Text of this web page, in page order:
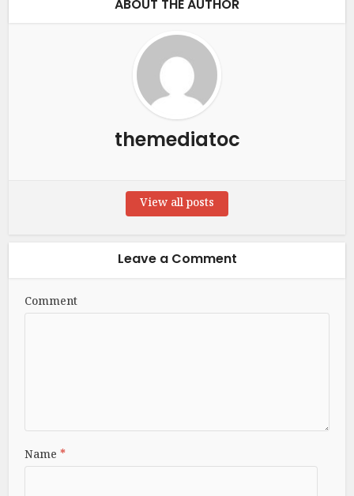
ABOUT THE AUTHOR
themediatoc
View all posts
Leave a Comment
Comment
Name*